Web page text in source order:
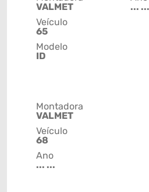
VALMET
Veículo
65
Modelo
ID
... ...
Montadora
VALMET
Veículo
68
Ano
... ...